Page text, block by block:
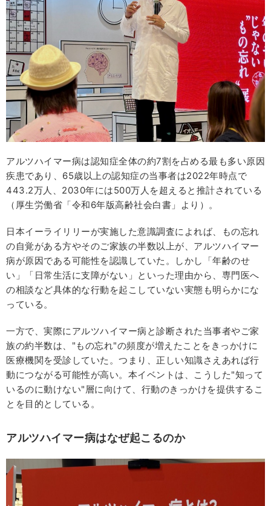
アルツハイマー病は認知症全体の約7割を占める最も多い原因
疾患であり、65歳以上の認知症の当事者は2022年時点で
443.2万人、2030年には500万人を超えると推計されている
（厚生労働省「令和6年版高齢社会白書」より）。
日本イーライリリーが実施した意識調査によれば、もの忘れ
の自覚がある方やそのご家族の半数以上が、アルツハイマー
病が原因である可能性を認識していた。しかし「年齢のせ
い」「日常生活に支障がない」といった理由から、専門医へ
の相談など具体的な行動を起こしていない実態も明らかにな
っている。
一方で、実際にアルツハイマー病と診断された当事者やご家
族の約半数は、"もの忘れ"の頻度が増えたことをきっかけに
医療機関を受診していた。つまり、正しい知識さえあれば行
動につながる可能性が高い。本イベントは、こうした"知って
いるのに動けない"層に向けて、行動のきっかけを提供するこ
とを目的としている。
アルツハイマー病はなぜ起こるのか